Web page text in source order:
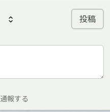
投稿
通報する